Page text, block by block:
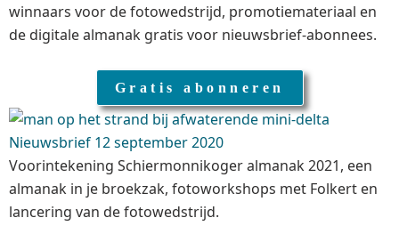
winnaars voor de fotowedstrijd, promotiemateriaal en
de digitale almanak gratis voor nieuwsbrief-abonnees.
Gratis abonneren
Nieuwsbrief 12 september 2020
Voorintekening Schiermonnikoger almanak 2021, een
almanak in je broekzak, fotoworkshops met Folkert en
lancering van de fotowedstrijd.